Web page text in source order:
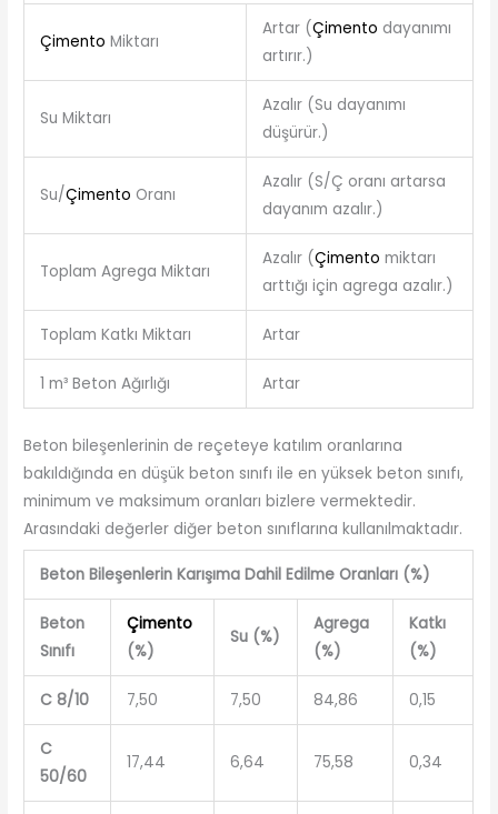
Çimento Miktarı
Artar (Çimento dayanımı
artırır.)
Su Miktarı
Azalır (Su dayanımı
düşürür.)
Su/Çimento Oranı
Azalır (S/Ç oranı artarsa
dayanım azalır.)
Toplam Agrega Miktarı
Azalır (Çimento miktarı
arttığı için agrega azalır.)
Toplam Katkı Miktarı Artar
1 m³ Beton Ağırlığı Artar
Beton bileşenlerinin de reçeteye katılım oranlarına
bakıldığında en düşük beton sınıfı ile en yüksek beton sınıfı,
minimum ve maksimum oranları bizlere vermektedir.
Arasındaki değerler diğer beton sınıflarına kullanılmaktadır.
Beton Bileşenlerin Karışıma Dahil Edilme Oranları (%)
Beton
Sınıfı
Çimento
(%)
Su (%)
Agrega
(%)
Katkı
(%)
C 8/10 7,50 7,50 84,86 0,15
C
50/60
17,44 6,64 75,58 0,34